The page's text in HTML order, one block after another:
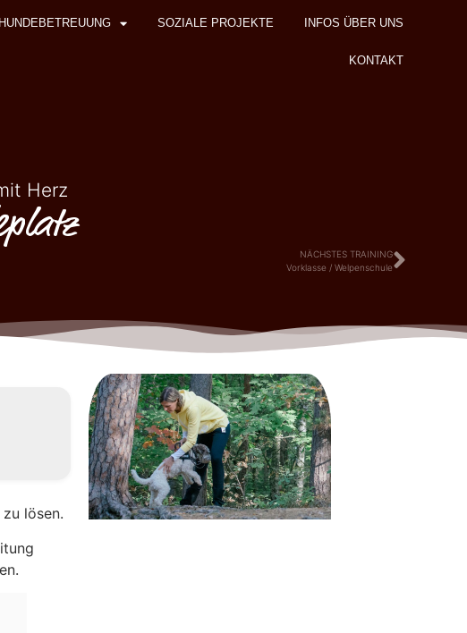
HUNDEBETREUUNG SOZIALE PROJEKTE INFOS ÜBER UNS
KONTAKT
Herz
NÄCHSTES TRAINING
Vorklasse / Welpenschule
lösen.